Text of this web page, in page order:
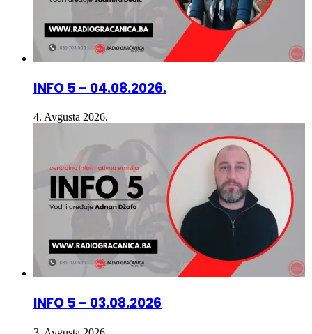
INFO 5 – 04.08.2026.
4. Avgusta 2026.
INFO 5 – 03.08.2026
3. Avgusta 2026.